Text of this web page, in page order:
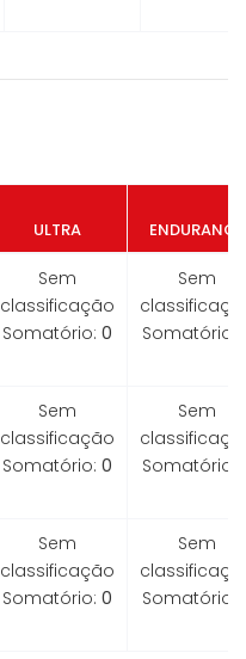
ULTRA ENDURANCE
Sem
classificação
Somatório: 0
Sem
Somatório:
Sem
classificação
Somatório: 0
Sem
Somatório:
Sem
classificação
Somatório: 0
Sem
Somatório: